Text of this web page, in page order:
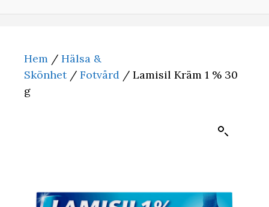
Hem / Hälsa &
Skönhet/ Fotvård / Lamisil Kräm 1 % 30
g